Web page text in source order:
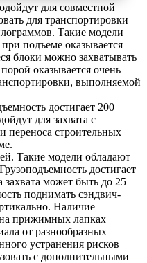
для совместной
для транспортировки
Такие модели
подъеме оказывается
блоки можно захватывать
оказывается очень
выполняемой
достигает 200
для захвата с
переноса строительных
Такие модели обладают
достигает
может быть до 25
поднимать сэндвич-
Наличие
прижимных лапках
от разнообразных
устранения рисков
с дополнительными